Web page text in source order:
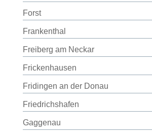
Forst
Frankenthal
Freiberg am Neckar
Frickenhausen
Fridingen an der Donau
Friedrichshafen
Gaggenau